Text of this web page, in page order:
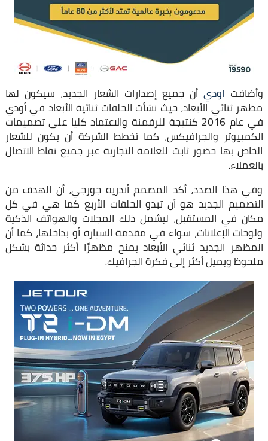
وأضافت اوديأن جميع إصدارات الشعار الجديد، سيكون لها
مظهر ثنائي الأبعاد، حيث نشأت الحلقات ثنائية الأبعاد في أودي
في عام 2016 كنتيجة للرقمنة والاعتماد كليا على تصميمات
الكمبيوتر والجرافيكس، كما تخطط الشركة أن يكون للشعار
الخاص بها حضور ثابت للعلامة التجارية عبر جميع نقاط الاتصال
بالعملاء.
وفي هذا الصدد، أكد المصمم أندريه جورجي، أن الهدف من
التصميم الجديد هو أن تبدو الحلقات الأربع كما هي في كل
مكان في المستقبل، ليشمل ذلك المجلات والهواتف الذكية
ولوحات الإعلانات، سواء في مقدمة السيارة أو بداخلها، كما أن
المظهر الجديد ثنائي الأبعاد يمنح مظهرًا أكثر حداثة بشكل
ملحوظ ويميل أكثر إلى فكرة الجرافيك.